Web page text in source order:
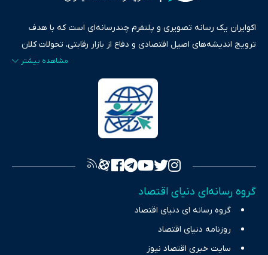
اکوایران یک رسانه تصویری و پلتفرم چندرسانه‌ای است که با هدف
ترویج اندیشه‌های اصیل اقتصادی و دفاع از بازار رقابتی، تحولات کلان
ایران و جهان را در قالب‌های ویدیو، پادکست، متن و گزارش‌های تحلیلی
پایش می‌کند. این رسانه به عنوان منبعی دقیق و قابل اعتماد، فراتر از
اطلاع‌رسانی صرف، به تبیین سیاست‌ها و کارکردهای بازارهای مالی،
سرمایه‌گذاری، تجارت و حوزه‌های نوظهور می‌پردازد. اکوایران با پایبندی
به اصول «انصاف، امانت و صداقت»، بستری برای انعکاس آراء متنوع
تصویری شفاف از واقعیت‌های اقتصادی ارائه دهد. ما در اکوایران با
چالش‌های فقر و بیکاری را جست‌وجو کرده و در کنار تحلیل آمارها،
نیازهای خبری مخاطبان در حوزه‌های اثرگذار بر اقتصاد را با رویکردی
حرفه‌ای و روزآمد پوشش می‌دهیم.
گروه رسانه‌ای دنیای اقتصاد
گروه رسانه ای دنیای اقتصاد
روزنامه دنیای اقتصاد
سایت خبری اقتصاد نیوز